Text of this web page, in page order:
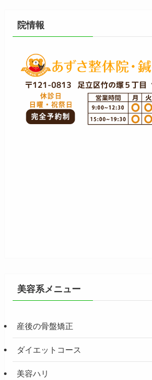
院情報
美容系メニュー
産後の骨盤矯正
ダイエットコース
美容ハリ